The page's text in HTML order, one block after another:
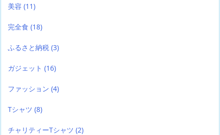
美容 (11)
完全食 (18)
ふるさと納税 (3)
ガジェット (16)
ファッション (4)
Tシャツ (8)
チャリティーTシャツ (2)